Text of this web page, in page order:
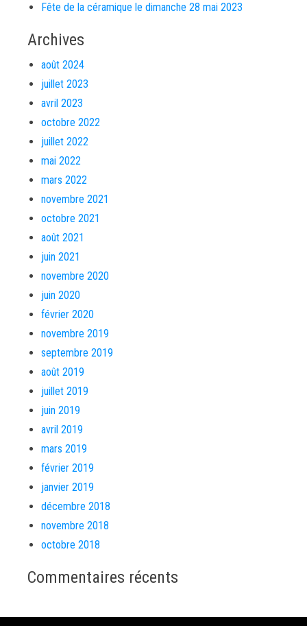
Fête de la céramique le dimanche 28 mai 2023
Archives
août 2024
juillet 2023
avril 2023
octobre 2022
juillet 2022
mai 2022
mars 2022
novembre 2021
octobre 2021
août 2021
juin 2021
novembre 2020
juin 2020
février 2020
novembre 2019
septembre 2019
août 2019
juillet 2019
juin 2019
avril 2019
mars 2019
février 2019
janvier 2019
décembre 2018
novembre 2018
octobre 2018
Commentaires récents